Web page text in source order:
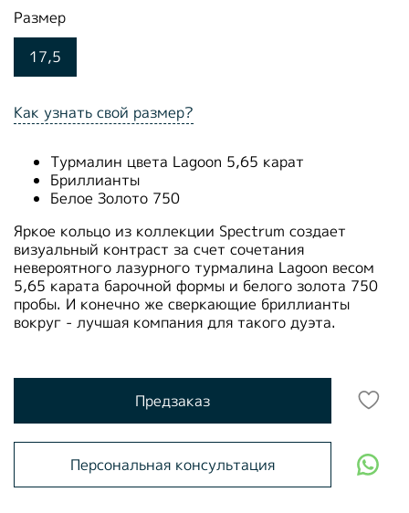
Как узнать свой размер?
Размер
17,5
Турмалин цвета Lagoon 5,65 карат
Бриллианты
Белое Золото 750
Яркое кольцо из коллекции Spectrum создает
визуальный контраст за счет сочетания
невероятного лазурного турмалина Lagoon весом
5,65 карата барочной формы и белого золота 750
пробы. И конечно же сверкающие бриллианты
вокруг - лучшая компания для такого дуэта.
Предзаказ
Персональная консультация